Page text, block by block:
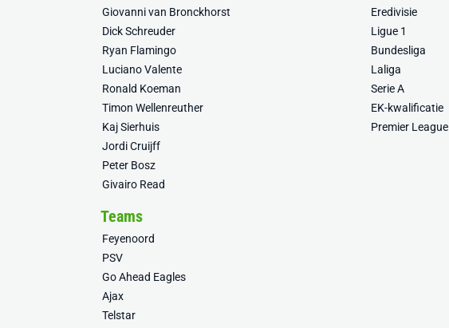
Giovanni van Bronckhorst
Dick Schreuder
Ryan Flamingo
Luciano Valente
Ronald Koeman
Timon Wellenreuther
Kaj Sierhuis
Jordi Cruijff
Peter Bosz
Givairo Read
Eredivisie
Ligue 1
Bundesliga
Laliga
Serie A
EK-kwalificatie
Premier League
Teams
Feyenoord
PSV
Go Ahead Eagles
Ajax
Telstar